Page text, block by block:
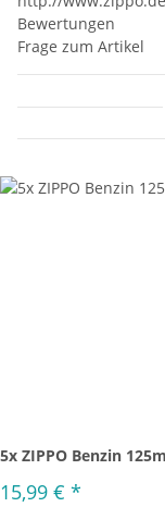
Bewertungen
Frage zum Artikel
5x ZIPPO Benzin
15,99 € *